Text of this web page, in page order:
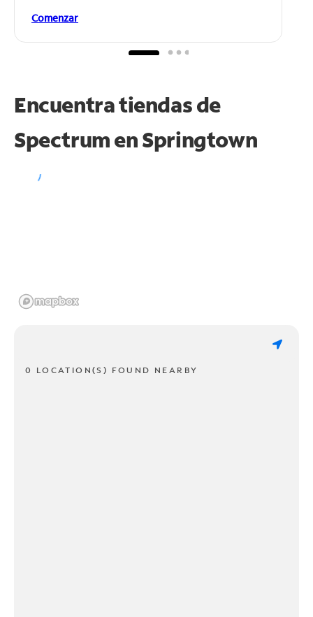
Comenzar
Encuentra tiendas de
Spectrum enSpringtown
0 LOCATION(S) FOUND NEARBY